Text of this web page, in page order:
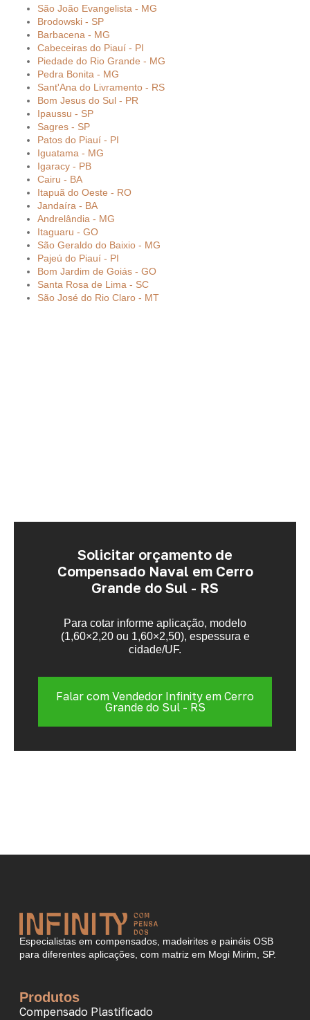
São João Evangelista - MG
Brodowski - SP
Barbacena - MG
Cabeceiras do Piauí - PI
Piedade do Rio Grande - MG
Pedra Bonita - MG
Sant'Ana do Livramento - RS
Bom Jesus do Sul - PR
Ipaussu - SP
Sagres - SP
Patos do Piauí - PI
Iguatama - MG
Igaracy - PB
Cairu - BA
Itapuã do Oeste - RO
Jandaíra - BA
Andrelândia - MG
Itaguaru - GO
São Geraldo do Baixio - MG
Pajeú do Piauí - PI
Bom Jardim de Goiás - GO
Santa Rosa de Lima - SC
São José do Rio Claro - MT
Solicitar orçamento de
Compensado Naval em Cerro
Grande do Sul - RS
Para cotar informe aplicação, modelo
(1,60×2,20 ou 1,60×2,50), espessura e
cidade/UF.
Falar com Vendedor Infinity em Cerro
Grande do Sul - RS
Especialistas em compensados, madeirites e painéis OSB
para diferentes aplicações, com matriz em Mogi Mirim, SP.
Produtos
Compensado Plastificado